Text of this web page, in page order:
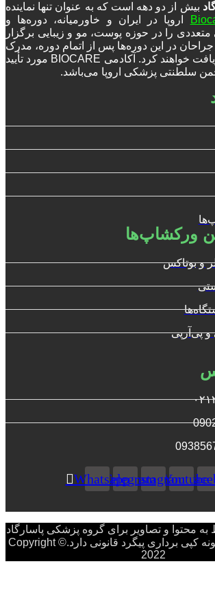
بیش از دو دهه است که به عنوان تنها نماینده
اروپا در ایران و خاورمیانه، دوره‌ها و
را در حوزه پوست، مو و زیبایی برگزار
در این دوره‌ها پس از اتمام دوره، مدرک
معتبر بین المللی دریافت خواهند کرد. آکادمی BIOCARE مورد تأیید
ورکشاپ‌ها
و بوتاکس
و پی‌آرپی
Youtube
Instagram
Telegram
Whatsapp
محتوا و تصاویر برای گروه پزشکی پاسارگاد
محفوظ بوده و هرگونه کپی برداری پیگرد قانونی دارد.Copyright ©
2022